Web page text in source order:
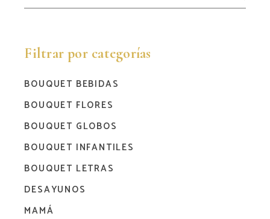
Filtrar por categorías
BOUQUET BEBIDAS
BOUQUET FLORES
BOUQUET GLOBOS
BOUQUET INFANTILES
BOUQUET LETRAS
DESAYUNOS
MAMÁ